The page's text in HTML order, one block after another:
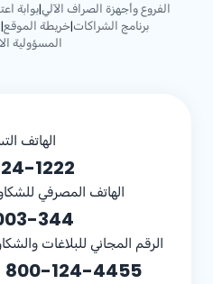
الفروع وأجهزة الصراف الآلي|بوابة
برنامج الشراكات|خريطة الموقع|
المسؤولية
الهاتف
1222
الهاتف المصرفي
344
الرقم المجاني للبلاغات
800-124-4455